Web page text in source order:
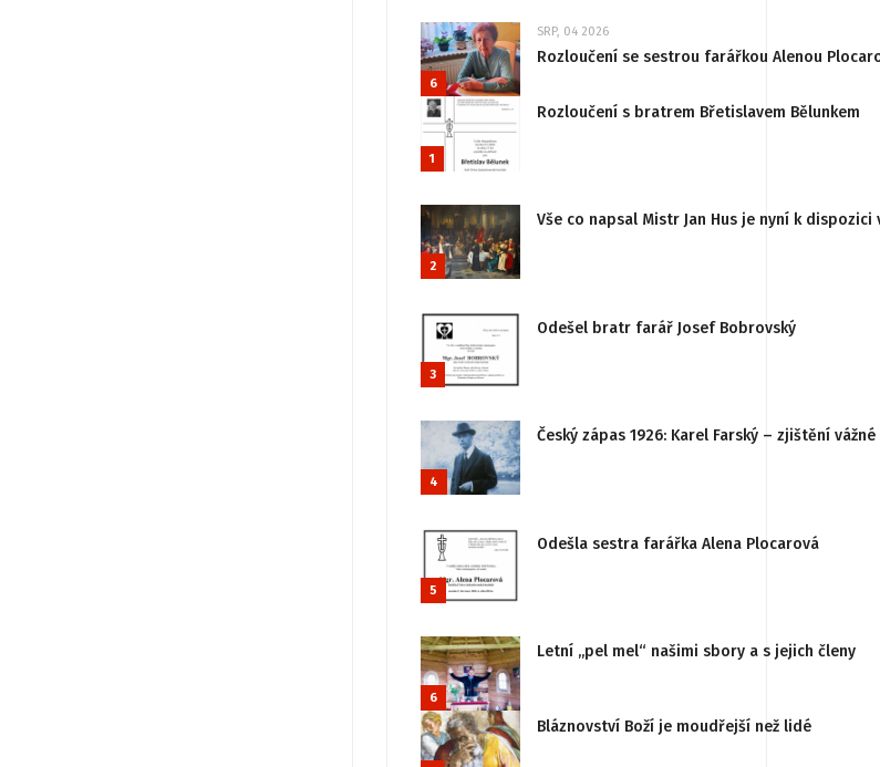
6
SRP, 04 2026
Rozloučení se sestrou farářkou Alenou
1
Rozloučení s bratrem Břetislavem Bělunkem
2
Vše co napsal Mistr Jan Hus je nyní k
3
Odešel bratr farář Josef Bobrovský
4
Český zápas 1926: Karel Farský – zjištění
5
Odešla sestra farářka Alena Plocarová
6
Letní „pel mel“ našimi sbory a s jejich členy
Bláznovství Boží je moudřejší než lidé